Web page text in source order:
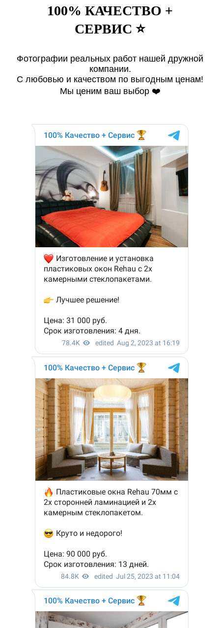
100% КАЧЕСТВО +
СЕРВИС ⭐️
Фотографии реальных работ нашей дружной
компании.
С любовью и качеством по выгодным ценам!
Мы ценим ваш выбор ❤️